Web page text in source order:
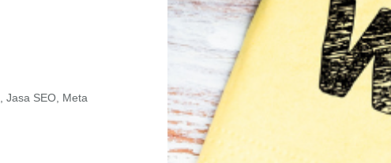
Jasa SEO Meta